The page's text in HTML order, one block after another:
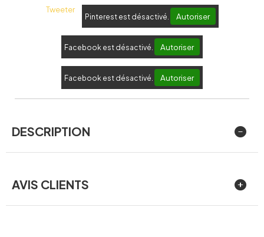
Tweeter
Pinterest est désactivé. Autoriser
Facebook est désactivé. Autoriser
Facebook est désactivé. Autoriser
DESCRIPTION
AVIS CLIENTS